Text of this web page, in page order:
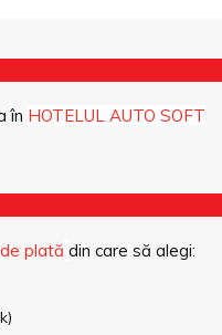
în HOTELUL AUTO SOFT
plată din care să alegi: